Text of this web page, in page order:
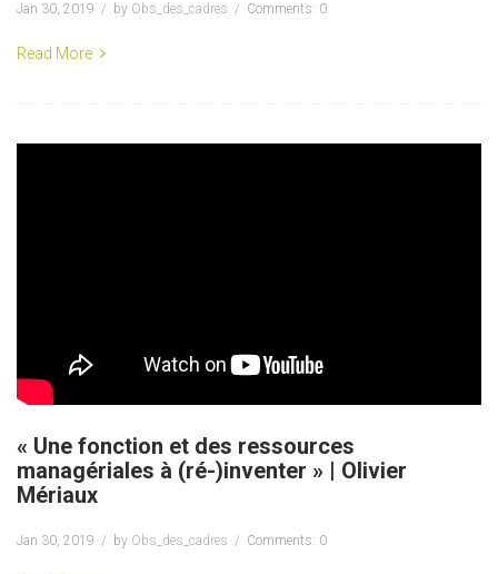
Jan 30, 2019 by Obs_des_cadres Comments: 0
Read More
« Une fonction et des ressources
managériales à (ré-)inventer » | Olivier
Mériaux
Jan 30, 2019 by Obs_des_cadres Comments: 0